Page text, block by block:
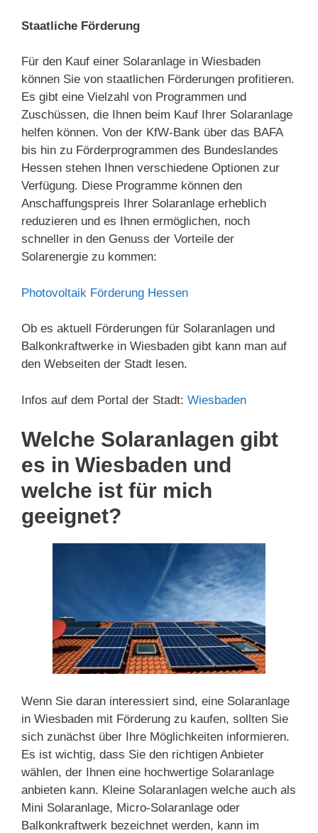
Staatliche Förderung
Für den Kauf einer Solaranlage in Wiesbaden
können Sie von staatlichen Förderungen profitieren.
Es gibt eine Vielzahl von Programmen und
Zuschüssen, die Ihnen beim Kauf Ihrer Solaranlage
helfen können. Von der KfW-Bank über das BAFA
bis hin zu Förderprogrammen des Bundeslandes
Hessen stehen Ihnen verschiedene Optionen zur
Verfügung. Diese Programme können den
Anschaffungspreis Ihrer Solaranlage erheblich
reduzieren und es Ihnen ermöglichen, noch
schneller in den Genuss der Vorteile der
Solarenergie zu kommen:
Photovoltaik Förderung Hessen
Ob es aktuell Förderungen für Solaranlagen und
Balkonkraftwerke in Wiesbaden gibt kann man auf
den Webseiten der Stadt lesen.
Infos auf dem Portal der Stadt: Wiesbaden
Welche Solaranlagen gibt
es in Wiesbaden und
welche ist für mich
geeignet?
Wenn Sie daran interessiert sind, eine Solaranlage
in Wiesbaden mit Förderung zu kaufen, sollten Sie
sich zunächst über Ihre Möglichkeiten informieren.
Es ist wichtig, dass Sie den richtigen Anbieter
wählen, der Ihnen eine hochwertige Solaranlage
anbieten kann. Kleine Solaranlagen welche auch als
Mini Solaranlage, Micro-Solaranlage oder
Balkonkraftwerk bezeichnet werden, kann im